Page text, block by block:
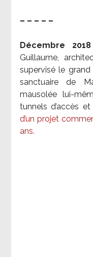
– – – – –
Décembre
Guillaume,
supervisé le
sanctuaire de
mausolée lui-
tunnels d’accès
d’un projet
ans.